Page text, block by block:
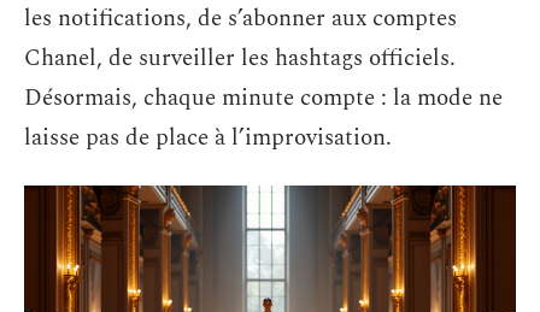
les notifications, de s’abonner aux comptes
Chanel, de surveiller les hashtags officiels.
Désormais, chaque minute compte : la mode ne
laisse pas de place à l’improvisation.